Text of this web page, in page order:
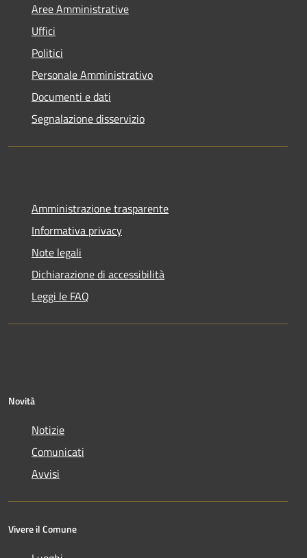
Aree Amministrative
Uffici
Politici
Personale Amministrativo
Documenti e dati
Segnalazione disservizio
Amministrazione trasparente
Informativa privacy
Note legali
Dichiarazione di accessibilità
Leggi le FAQ
Novità
Notizie
Comunicati
Avvisi
Vivere il Comune